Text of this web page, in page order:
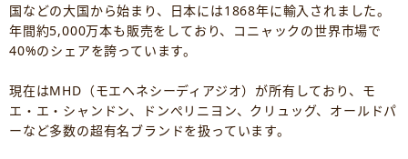
国などの大国から始まり、日本には1868年に輸入されました。
年間約5,000万本も販売をしており、コニャックの世界市場で
40%のシェアを誇っています。
現在はMHD（モエヘネシーディアジオ）が所有しており、モ
エ・エ・シャンドン、ドンぺリニヨン、クリュッグ、オールドパ
ーなど多数の超有名ブランドを扱っています。